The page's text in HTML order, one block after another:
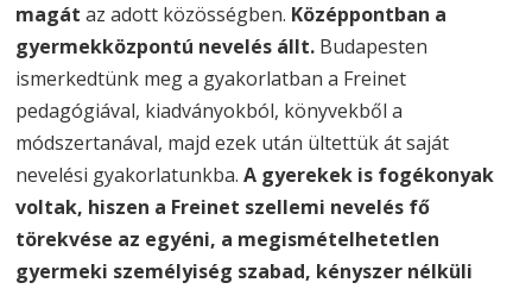
magátaz adott közösségben. Középpontban a
gyermekközpontú nevelés állt. Budapesten
ismerkedtünk meg a gyakorlatban a Freinet
pedagógiával, kiadványokból, könyvekből a
módszertanával, majd ezek után ültettük át saját
nevelési gyakorlatunkba.A gyerekek is fogékonyak
voltak, hiszen a Freinet szellemi nevelés fő
törekvése az egyéni, a megismételhetetlen
gyermeki személyiség szabad, kényszer nélküli